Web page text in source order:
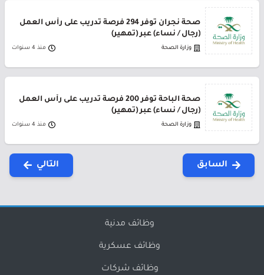
صحة نجران توفر 294 فرصة تدريب على رأس العمل
(رجال / نساء) عبر (تمهير)
وزارة الصحة منذ 4 سنوات
صحة الباحة توفر 200 فرصة تدريب على رأس العمل
(رجال / نساء) عبر (تمهير)
وزارة الصحة منذ 4 سنوات
السابق التالي
وظائف مدنية
وظائف عسكرية
وظائف شركات